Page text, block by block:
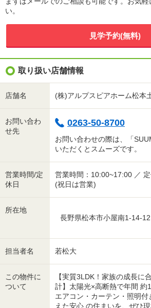
い。
見学予約(無料)
取り扱い店舗情報
店舗名 (株)アルプスピアホーム松本
お問い合わ
せ先
0263-50-8700
お問い合わせの際は、「
いただくとスムーズです。
営業時間/定
休日
営業時間：10:00~17:00 ／
(祝日は営業)
所在地
長野県松本市小屋南1-14-12
担当者名 若松大
この物件に
ついて
【実質3LDK！家族の成長に
計】太陽光×高断熱で年間 約
エアコン・カーテン・照明
えた安心 の住まいを、ぜひ